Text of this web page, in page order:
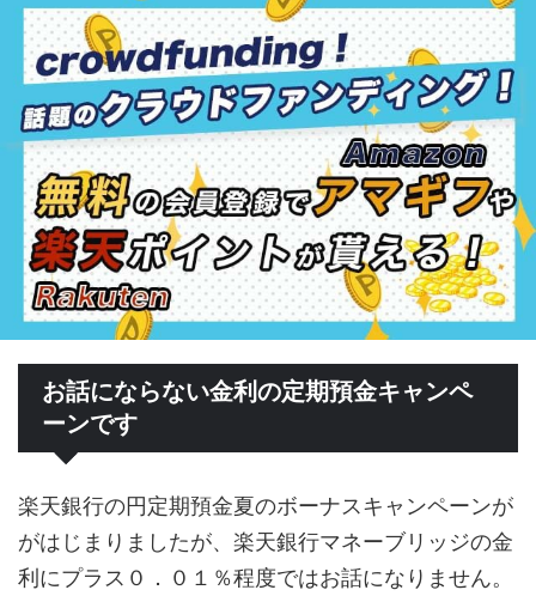
お話にならない金利の定期預金キャンペ
ーンです
楽天銀行の円定期預金夏のボーナスキャンペーンが
がはじまりましたが、楽天銀行マネーブリッジの金
利にプラス０．０１％程度ではお話になりません。